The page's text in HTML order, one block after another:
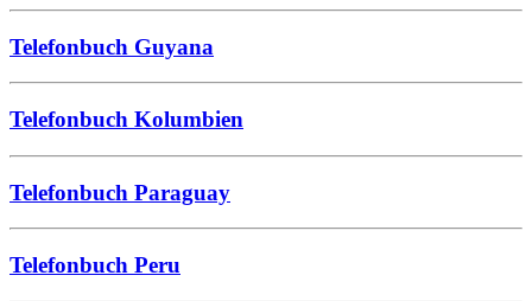
Telefonbuch Guyana
Telefonbuch Kolumbien
Telefonbuch Paraguay
Telefonbuch Peru